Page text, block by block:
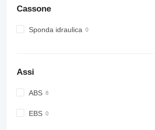
Cassone
Sponda idraulica
Assi
ABS
EBS